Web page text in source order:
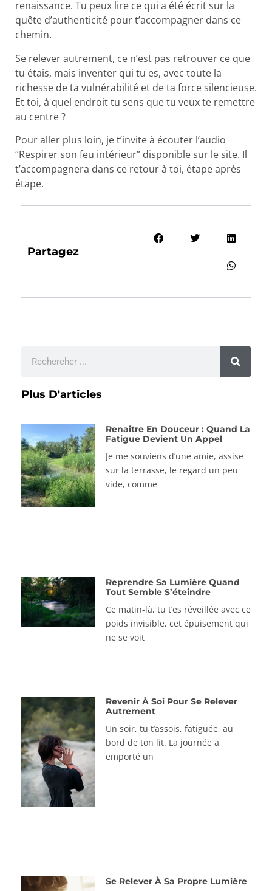
renaissance. Tu peux lire ce qui a été écrit sur la
quête d’authenticité pour t’accompagner dans ce
chemin.
Se relever autrement, ce n’est pas retrouver ce que
tu étais, mais inventer qui tu es, avec toute la
richesse de ta vulnérabilité et de ta force silencieuse.
Et toi, à quel endroit tu sens que tu veux te remettre
au centre ?
Pour aller plus loin, je t’invite à écouter l’audio
“Respirer son feu intérieur” disponible sur le site. Il
t’accompagnera dans ce retour à toi, étape après
étape.
Partagez
Plus D'articles
Renaître En Douceur : Quand La
Fatigue Devient Un Appel
Je me souviens d’une amie, assise
sur la terrasse, le regard un peu
vide, comme
Reprendre Sa Lumière Quand
Tout Semble S’éteindre
Ce matin-là, tu t’es réveillée avec ce
poids invisible, cet épuisement qui
ne se voit
Revenir À Soi Pour Se Relever
Autrement
Un soir, tu t’assois, fatiguée, au
bord de ton lit. La journée a
emporté un
Se Relever À Sa Propre Lumière